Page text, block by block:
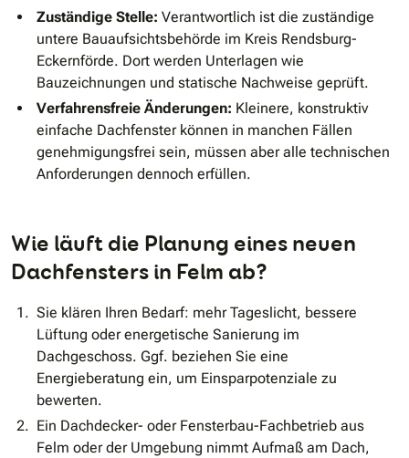
Zuständige Stelle: Verantwortlich ist die zuständige
untere Bauaufsichtsbehörde im Kreis Rendsburg-
Eckernförde. Dort werden Unterlagen wie
Bauzeichnungen und statische Nachweise geprüft.
Verfahrensfreie Änderungen: Kleinere, konstruktiv
einfache Dachfenster können in manchen Fällen
genehmigungsfrei sein, müssen aber alle technischen
Anforderungen dennoch erfüllen.
Wie läuft die Planung eines neuen
Dachfensters in Felm ab?
Sie klären Ihren Bedarf: mehr Tageslicht, bessere
Lüftung oder energetische Sanierung im
Dachgeschoss. Ggf. beziehen Sie eine
Energieberatung ein, um Einsparpotenziale zu
bewerten.
Ein Dachdecker- oder Fensterbau-Fachbetrieb aus
Felm oder der Umgebung nimmt Aufmaß am Dach,